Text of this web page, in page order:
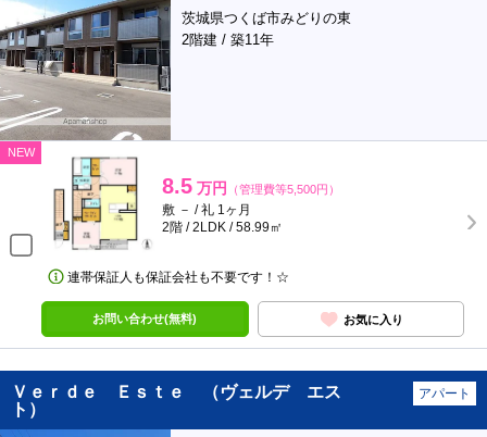
茨城県つくば市みどりの東
2階建 / 築11年
NEW
8.5 万円 （管理費等5,500円）
敷 － / 礼 1ヶ月
2階 / 2LDK / 58.99㎡
連帯保証人も保証会社も不要です！☆
お問い合わせ(無料) お気に入り
Ｖｅｒｄｅ Ｅｓｔｅ （ヴェルデ エス
ト）
アパート